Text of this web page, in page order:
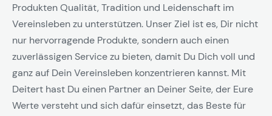
Produkten Qualität, Tradition und Leidenschaft im
Vereinsleben zu unterstützen. Unser Ziel ist es, Dir nicht
nur hervorragende Produkte, sondern auch einen
zuverlässigen Service zu bieten, damit Du Dich voll und
ganz auf Dein Vereinsleben konzentrieren kannst. Mit
Deitert hast Du einen Partner an Deiner Seite, der Eure
Werte versteht und sich dafür einsetzt, das Beste für